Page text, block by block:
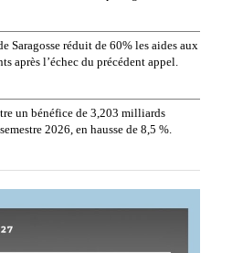
Saragosse réduit de 60% les aides aux
après l’échec du précédent appel.
un bénéfice de 3,203 milliards
2026, en hausse de 8,5 %.